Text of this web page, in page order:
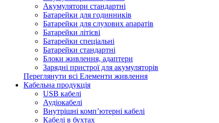
Акумулятори стандартні
Батарейки для годинників
Батарейки для слухових апаратів
Батарейки літієві
Батарейки спеціальні
Батарейки стандартні
Блоки живлення, адаптери
Зарядні пристрої для акумуляторів
Переглянути всі Елементи живлення
Кабельна продукція
USB кабелі
Аудіокабелі
Внутрішні комп’ютерні кабелі
Кабелі в бухтах